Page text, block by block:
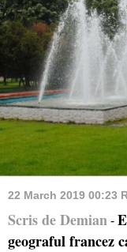
22 March 2019 00:23
Scris de Demian -
geograful francez